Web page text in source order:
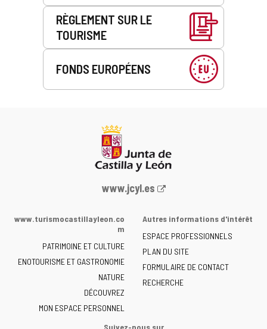
RÈGLEMENT SUR LE
TOURISME
FONDS EUROPÉENS
Portail
la
de
Castilla
y
León
-
www.jcyl.es
www.turismocastillayleon.co
m
PATRIMOINE ET CULTURE
ENOTOURISME ET GASTRONOMIE
NATURE
DÉCOUVREZ
MON ESPACE PERSONNEL
Autres informations d'intérêt
ESPACE PROFESSIONNELS
PLAN DU SITE
FORMULAIRE DE CONTACT
RECHERCHE
Suivez-nous sur